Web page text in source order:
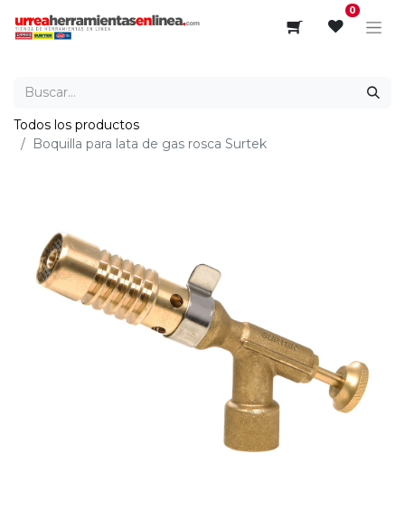
0
Todos los productos
Boquilla para lata de gas rosca Surtek